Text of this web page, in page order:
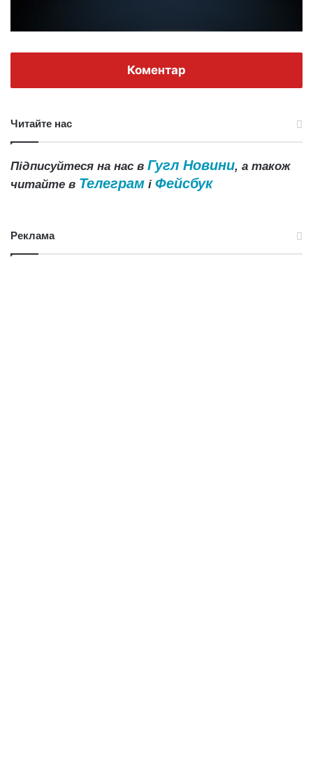
Коментар
Читайте нас
Підписуйтеся на нас в Гугл Новини, а також
читайте в Телеграм і Фейсбук
Реклама